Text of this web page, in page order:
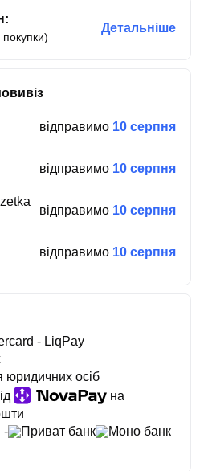
Детальніше
відправимо 10 серпня
відправимо 10 серпня
відправимо 10 серпня
відправимо 10 серпня
- LiqPay
юридичних осіб
на
-
Приват банк
Моно банк